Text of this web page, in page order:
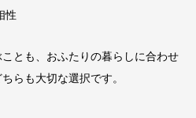
性
とも、おふたりの暮らしに合わせ
らも大切な選択です。